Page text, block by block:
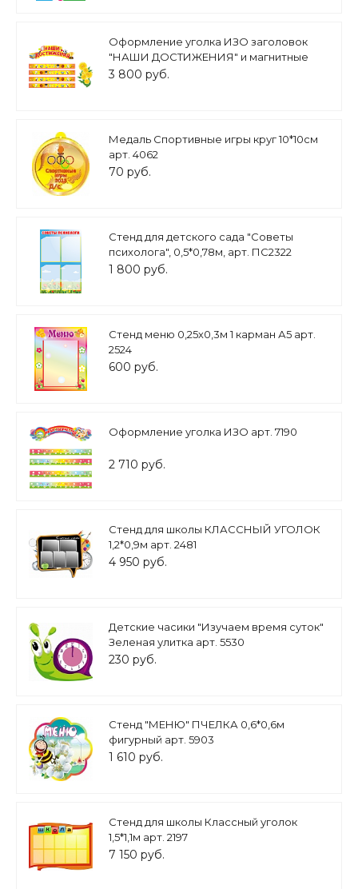
Оформление уголка ИЗО заголовок
"НАШИ ДОСТИЖЕНИЯ" и магнитные
ленты арт. 5388
3 800 руб.
Медаль Спортивные игры круг 10*10см
арт. 4062
70 руб.
Стенд для детского сада "Советы
психолога", 0,5*0,78м, арт. ПС2322
1 800 руб.
Стенд меню 0,25х0,3м 1 карман А5 арт.
2524
600 руб.
Оформление уголка ИЗО арт. 7190
2 710 руб.
Стенд для школы КЛАССНЫЙ УГОЛОК
1,2*0,9м арт. 2481
4 950 руб.
Детские часики "Изучаем время суток"
Зеленая улитка арт. 5530
230 руб.
Стенд "МЕНЮ" ПЧЕЛКА 0,6*0,6м
фигурный арт. 5903
1 610 руб.
Стенд для школы Классный уголок
1,5*1,1м арт. 2197
7 150 руб.